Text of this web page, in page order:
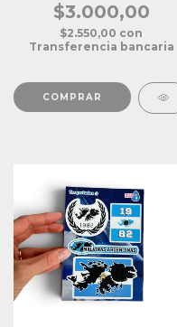
$3.000,00
$2.550,00 con
Transferencia bancaria